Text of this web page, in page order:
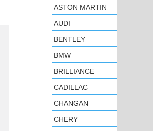
ASTON MARTIN
AUDI
BENTLEY
BMW
BRILLIANCE
CADILLAC
CHANGAN
CHERY